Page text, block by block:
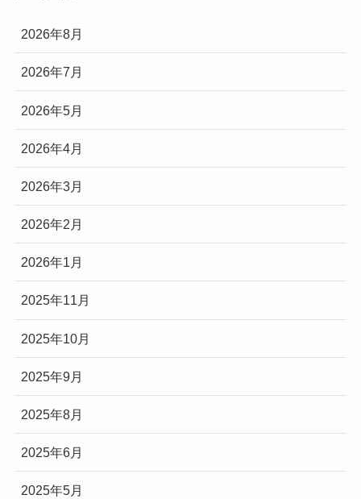
2026年8月
2026年7月
2026年5月
2026年4月
2026年3月
2026年2月
2026年1月
2025年11月
2025年10月
2025年9月
2025年8月
2025年6月
2025年5月